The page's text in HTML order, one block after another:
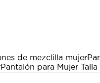
de mezclilla mujer
Pantalón para Mujer Talla